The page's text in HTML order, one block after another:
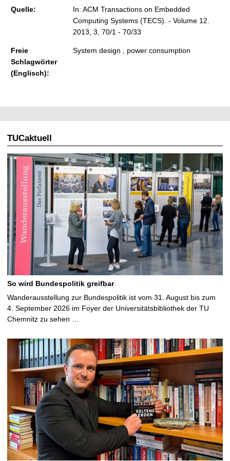
Quelle:
In: ACM Transactions on Embedded
Computing Systems (TECS). - Volume 12.
2013, 3, 70/1 - 70/33
Freie
Schlagwörter
(Englisch):
System design , power consumption
TUCaktuell
So wird Bundespolitik greifbar
Wanderausstellung zur Bundespolitik ist vom 31. August bis zum
4. September 2026 im Foyer der Universitätsbibliothek der TU
Chemnitz zu sehen …